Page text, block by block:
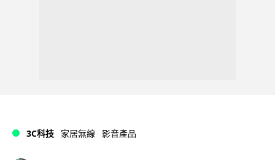
3C科技 家居無線 影音產品